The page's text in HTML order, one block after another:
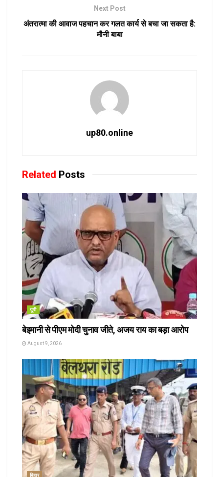
Next Post
अंतरात्मा की आवाज पहचान कर गलत कार्य से बचा जा सकता है:
मौनी बाबा
up80.online
Related Posts
यूपी
बेइमानी से पीएम मोदी चुनाव जीते, अजय राय का बड़ा आरोप
August 9, 2026
बिहार